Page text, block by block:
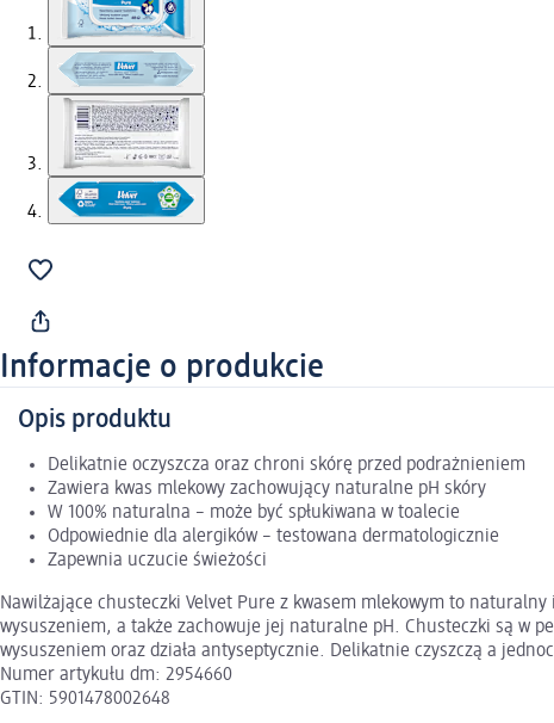
Informacje o produkcie
Opis produktu
Delikatnie oczyszcza oraz chroni skórę przed podrażnieniem
Zawiera kwas mlekowy zachowujący naturalne pH skóry
W 100% naturalna – może być spłukiwana w toalecie
Odpowiednie dla alergików – testowana dermatologicznie
Zapewnia uczucie świeżości
Nawilżające chusteczki Velvet Pure z kwasem mlekowym to
wysuszeniem, a także zachowuje jej naturalne pH. Chusteczki są w
wysuszeniem oraz działa antyseptycznie. Delikatnie czyszczą a
Numer artykułu dm: 2954660
GTIN: 5901478002648